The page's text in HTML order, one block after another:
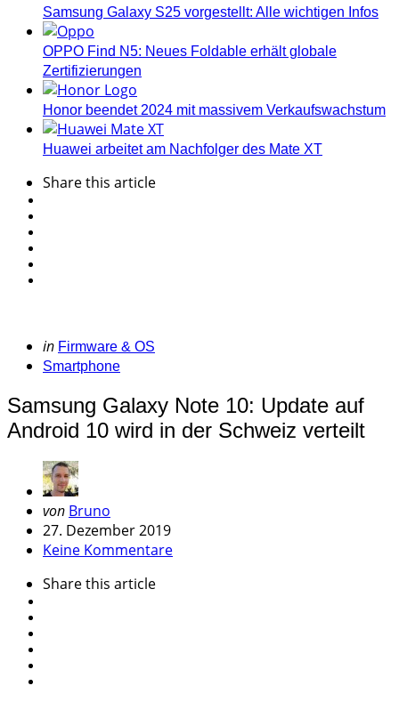
Samsung Galaxy S25 vorgestellt: Alle wichtigen Infos
OPPO Find N5: Neues Foldable erhält globale
Zertifizierungen
Honor beendet 2024 mit massivem Verkaufswachstum
Huawei arbeitet am Nachfolger des Mate XT
Sharethis article
Categories
Posted
in
in Firmware & OS
Smartphone
Samsung Galaxy Note 10: Update auf
Android 10 wird in der Schweiz verteilt
Geschrieben
von
von Bruno
27. Dezember 2019
Keine Kommentare
Sharethis article